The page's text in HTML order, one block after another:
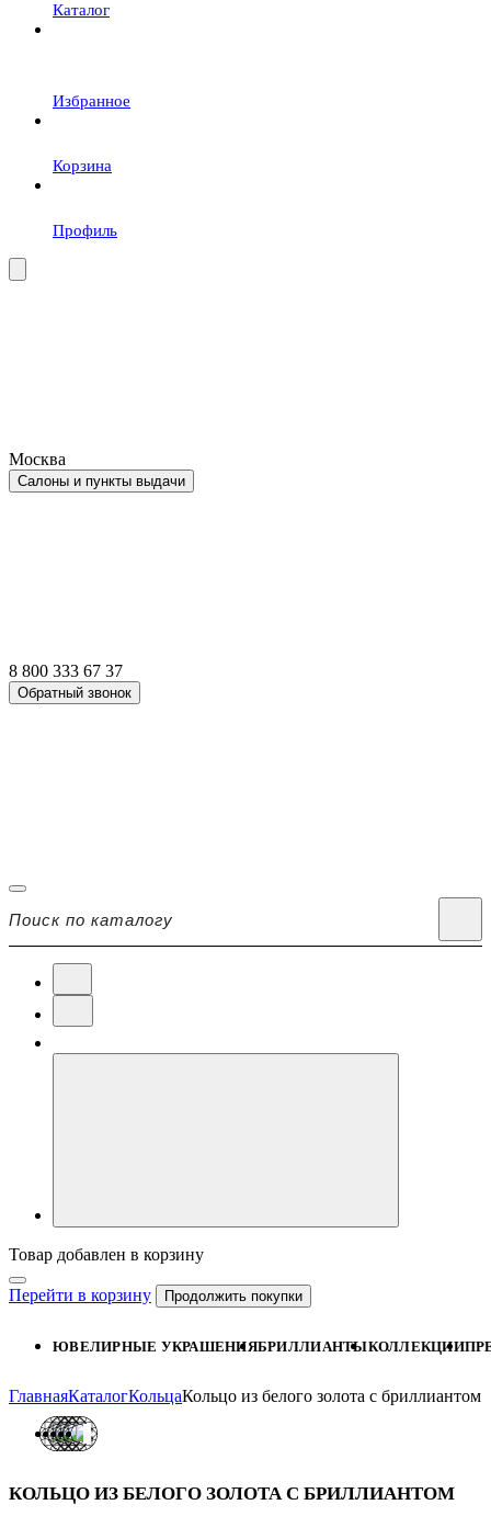
Каталог
Избранное
Корзина
Профиль
Москва
Салоны и пункты выдачи
8 800 333 67 37
Обратный звонок
Товар добавлен в корзину
Перейти в корзину Продолжить покупки
ЮВЕЛИРНЫЕ УКРАШЕНИЯБРИЛЛИАНТЫКОЛЛЕКЦИИ
ГлавнаяКаталогКольцаКольцо из белого золота с бриллиантом
КОЛЬЦО ИЗ БЕЛОГО ЗОЛОТА С БРИЛЛИАНТОМ